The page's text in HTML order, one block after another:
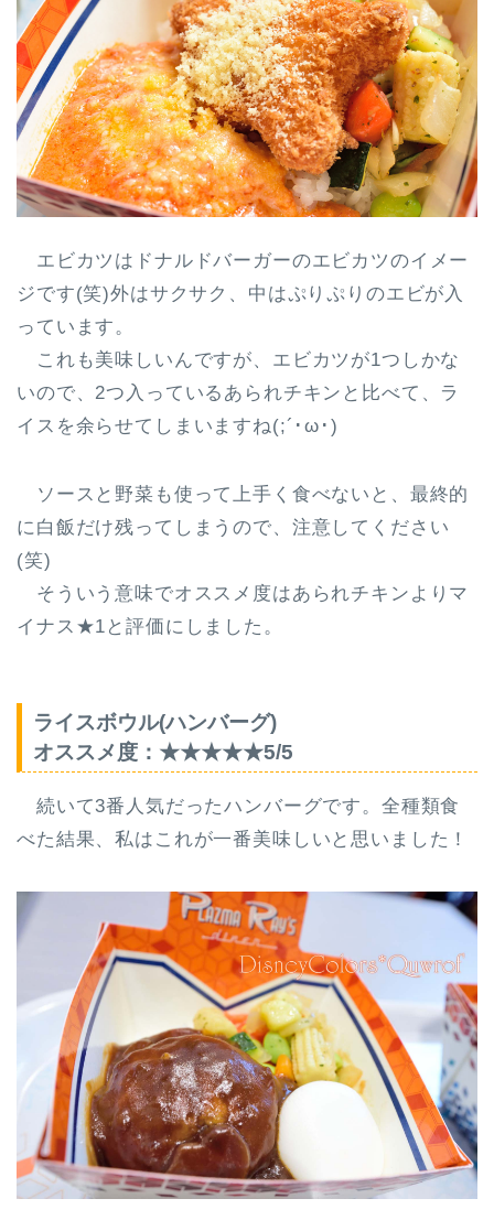
エビカツはドナルドバーガーのエビカツのイメー
ジです(笑)外はサクサク、中はぷりぷりのエビが入
っています。
これも美味しいんですが、エビカツが1つしかな
いので、2つ入っているあられチキンと比べて、ラ
イスを余らせてしまいますね(;´･ω･)
ソースと野菜も使って上手く食べないと、最終的
に白飯だけ残ってしまうので、注意してください
(笑)
そういう意味でオススメ度はあられチキンよりマ
イナス★1と評価にしました。
ライスボウル(ハンバーグ)
オススメ度：★★★★★5/5
続いて3番人気だったハンバーグです。全種類食
べた結果、私はこれが一番美味しいと思いました ！